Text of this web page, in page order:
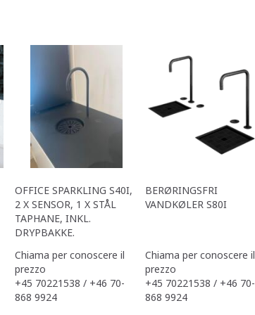
OFFICE SPARKLING S40I,
2 X SENSOR, 1 X STÅL
TAPHANE, INKL.
DRYPBAKKE.
Chiama per conoscere il
prezzo
+45 70221538 / +46 70-
868 9924
BERØRINGSFRI
VANDKØLER S80I
Chiama per conoscere il
prezzo
+45 70221538 / +46 70-
868 9924